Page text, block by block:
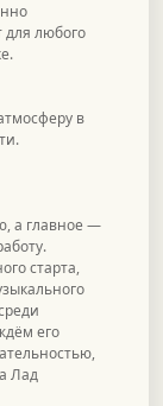
любого
в
а главное —
старта,
его
Лад